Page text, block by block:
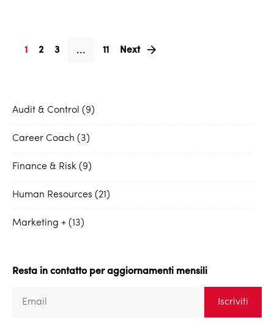
1 2 3 ... 11 Next
Audit & Control 9
Career Coach 3
Finance & Risk 9
Human Resources 21
Marketing + 13
Resta in contatto per aggiornamenti mensili